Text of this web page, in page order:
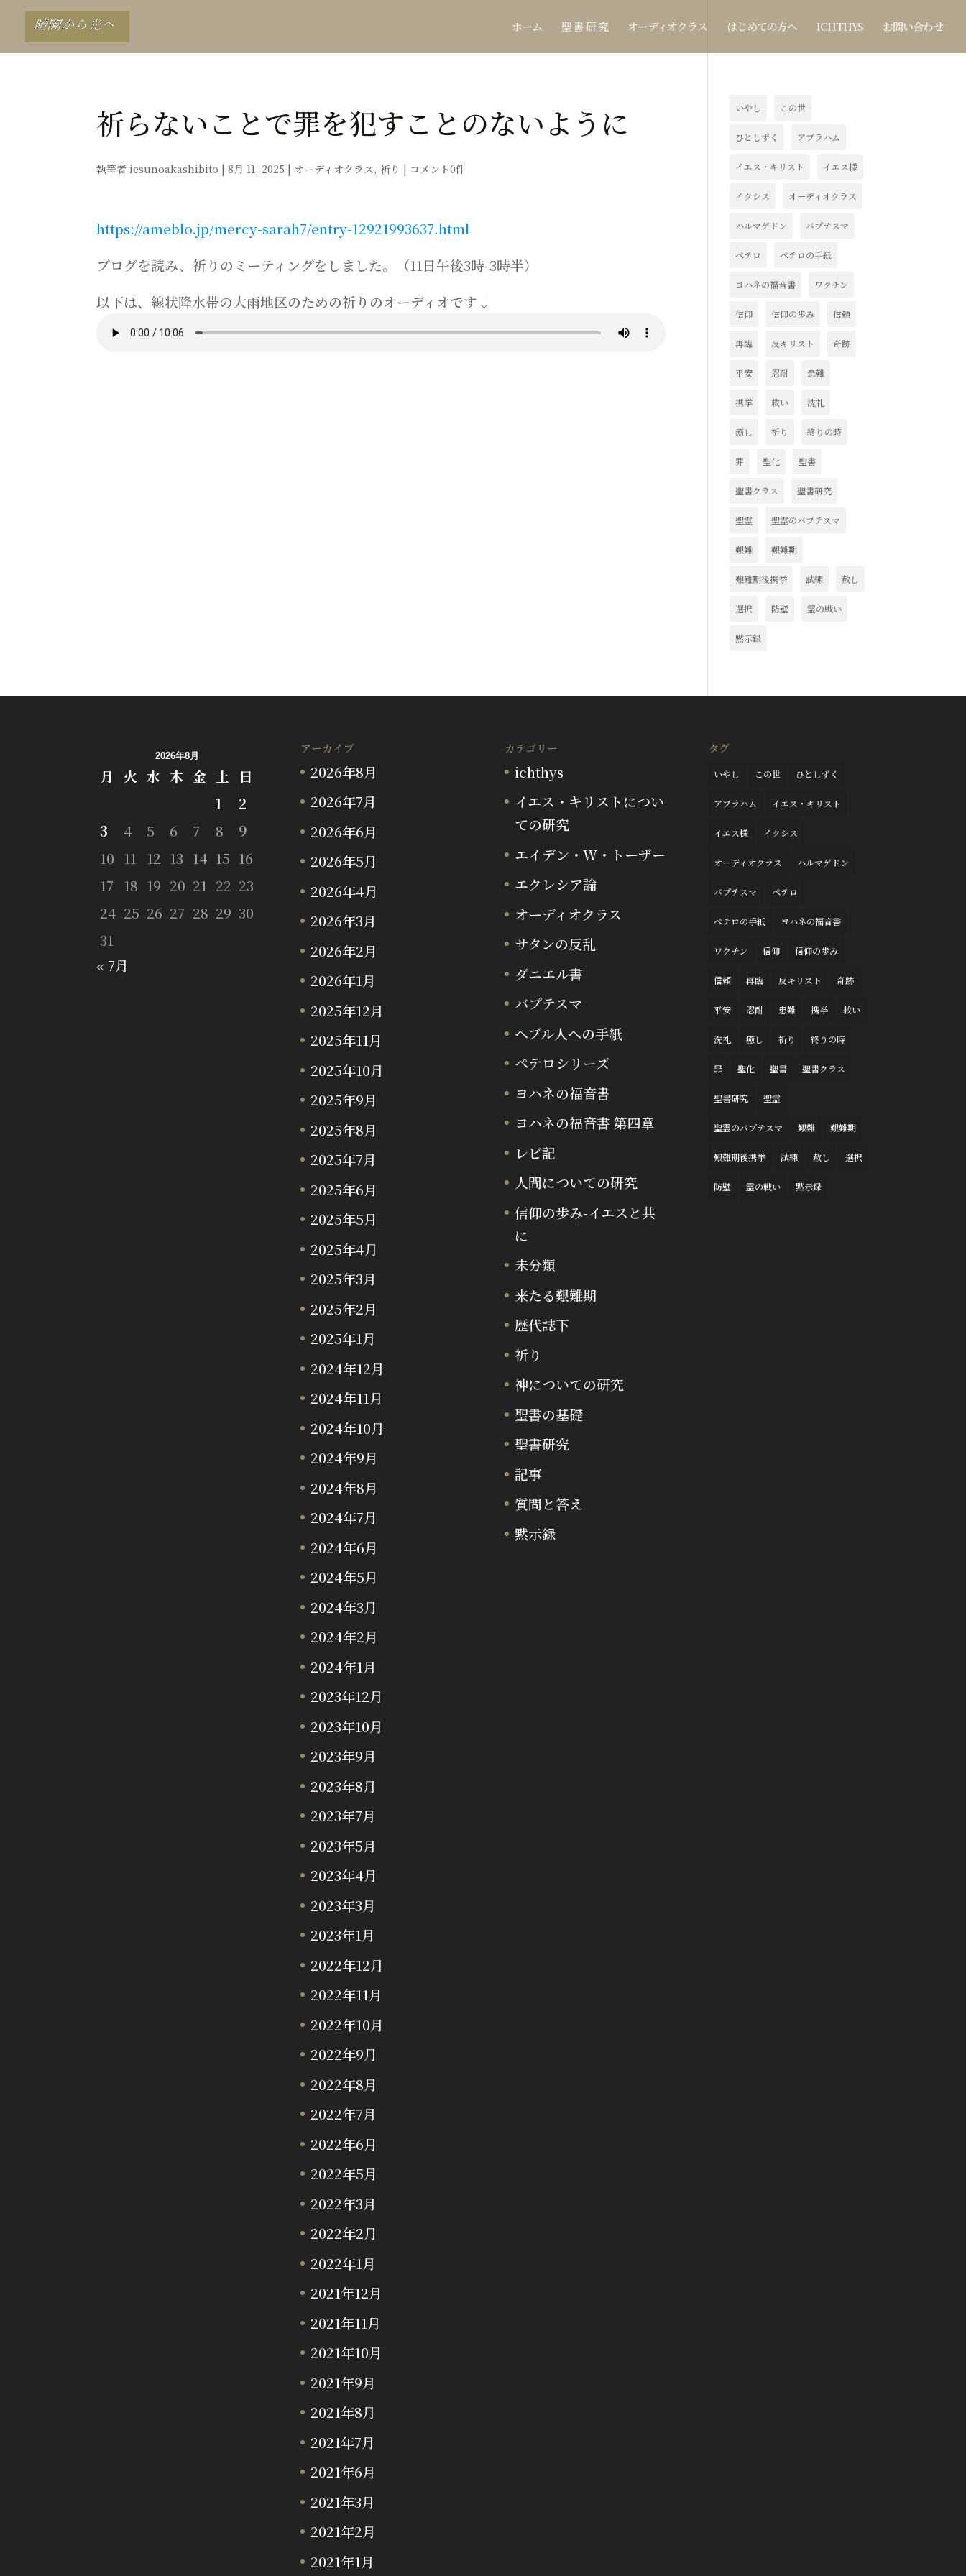
ホーム 聖 書 研 究 オーディオクラス はじめての方へ ICHTHYS お問い合わせ
祈らないことで罪を犯すことのないように
執筆者 iesunoakashibito |8月 11, 2025 | オーディオクラス,祈り | コメント0件
https://ameblo.jp/mercy-sarah7/entry-12921993637.html
ブログを読み、祈りのミーティングをしました。（11日午後3時-3時半）
以下は、線状降水帯の大雨地区のための祈りのオーディオです↓
いやし この世
ひとしずく アブラハム
イエス・キリスト イエス様
イクシス オーディオクラス
ハルマゲドン バプテスマ
ペテロ ペテロの手紙
ヨハネの福音書 ワクチン
信仰 信仰の歩み 信頼
再臨 反キリスト 奇跡
平安 忍耐 患難
携挙 救い 洗礼
癒し 祈り 終りの時
罪 聖化 聖書
聖書クラス 聖書研究
聖霊 聖霊のバプテスマ
艱難 艱難期
艱難期後携挙 試練 赦し
選択 防壁 霊の戦い
黙示録
2026年8月
月 火 水 木 金 土
日
1
2
3
4 5 6 7 8
9
10 11 12 13 14 15 16
17 18 19 20 21 22 23
24 25 26 27 28 29 30
31
« 7月
アーカイブ
2026年8月
2026年7月
2026年6月
2026年5月
2026年4月
2026年3月
2026年2月
2026年1月
2025年12月
2025年11月
2025年10月
2025年9月
2025年8月
2025年7月
2025年6月
2025年5月
2025年4月
2025年3月
2025年2月
2025年1月
2024年12月
2024年11月
2024年10月
2024年9月
2024年8月
2024年7月
2024年6月
2024年5月
2024年3月
2024年2月
2024年1月
2023年12月
2023年10月
2023年9月
2023年8月
2023年7月
2023年5月
2023年4月
2023年3月
2023年1月
2022年12月
2022年11月
2022年10月
2022年9月
2022年8月
2022年7月
2022年6月
2022年5月
2022年3月
2022年2月
2022年1月
2021年12月
2021年11月
2021年10月
2021年9月
2021年8月
2021年7月
2021年6月
2021年3月
2021年2月
2021年1月
カテゴリー
ichthys
イエス・キリストについ
ての研究
エイデン・W・トーザー
エクレシア論
オーディオクラス
サタンの反乱
ダニエル書
バプテスマ
ヘブル人への手紙
ペテロシリーズ
ヨハネの福音書
ヨハネの福音書 第四章
レビ記
人間についての研究
信仰の歩み-イエスと共
に
未分類
来たる艱難期
歴代誌下
祈り
神についての研究
聖書の基礎
聖書研究
記事
質問と答え
黙示録
タグ
いやし この世 ひとしずく
アブラハム イエス・キリスト
イエス様 イクシス
オーディオクラス ハルマゲドン
バプテスマ ペテロ
ペテロの手紙 ヨハネの福音書
ワクチン 信仰 信仰の歩み
信頼 再臨 反キリスト 奇跡
平安 忍耐 患難 携挙 救い
洗礼 癒し 祈り 終りの時
罪 聖化 聖書 聖書クラス
聖書研究 聖霊
聖霊のバプテスマ 艱難 艱難期
艱難期後携挙 試練 赦し 選択
防壁 霊の戦い 黙示録